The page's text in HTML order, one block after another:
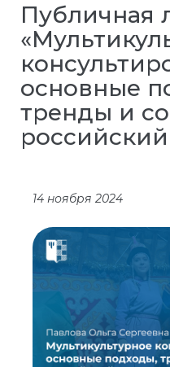
Публичная
основные
тренды и
российский
14 ноября 2024